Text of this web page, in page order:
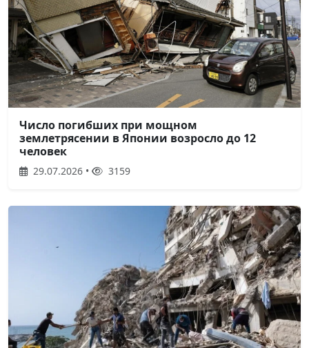
Число погибших при мощном
землетрясении в Японии возросло до 12
человек
29.07.2026 • 3159